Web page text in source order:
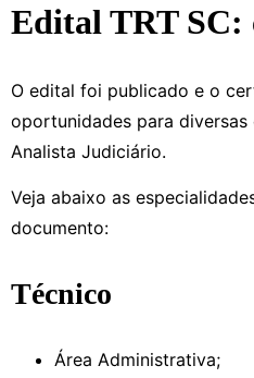
Edital TRT SC:
O edital foi publicado e o
oportunidades para diversas
Analista Judiciário.
Veja abaixo as
documento:
Técnico
Área Administrativa;